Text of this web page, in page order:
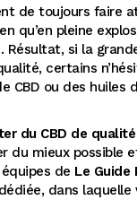
de toujours faire
qu’en pleine
Résultat, si la
certains
CBD ou des huiles
du CBD de
du mieux possible
de Le Guide
dans laquelle